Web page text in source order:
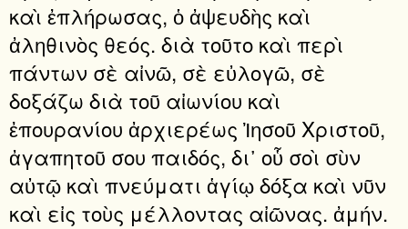
καὶ ἐπλήρωσας, ὁ ἀψευδὴς καὶ
ἀληθινὸς θεός. διὰ τοῦτο καὶ περὶ
πάντων σὲ αἰνῶ, σὲ εὐλογῶ, σὲ
δοξάζω διὰ τοῦ αἰωνίου καὶ
ἐπουρανίου ἀρχιερέως Ἰησοῦ Χριστοῦ,
ἀγαπητοῦ σου παιδός, δι᾿ οὗ σοὶ σὺν
αὐτῷ καὶ πνεύματι ἁγίῳ δόξα καὶ νῦν
καὶ εἰς τοὺς μέλλοντας αἰῶνας. ἀμήν.